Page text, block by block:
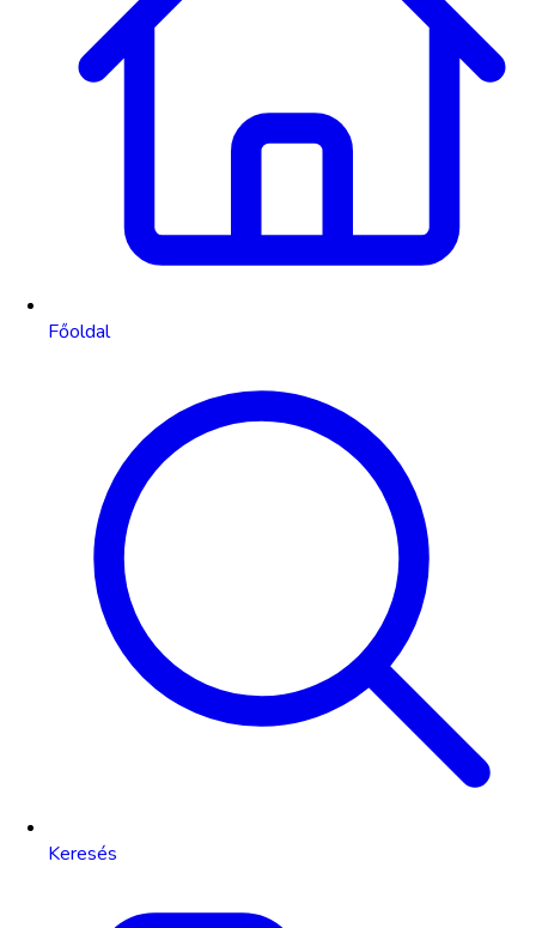
Főoldal
Keresés